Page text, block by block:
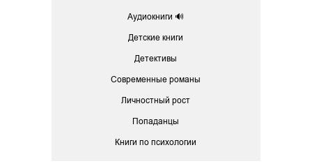
Аудиокниги 🔊
Детские книги
Детективы
Современные романы
Личностный рост
Попаданцы
Книги по психологии